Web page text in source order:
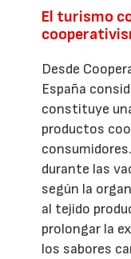
El turismo
Desde
España
constituye
productos
durante las
según la
al tejido
prolongar la
los sabores